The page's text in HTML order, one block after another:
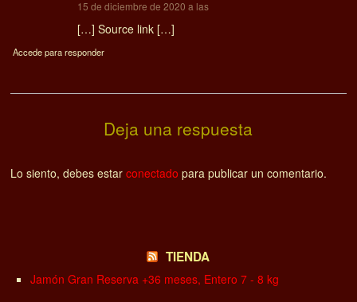
15 de diciembre de 2020 a las
[…] Source link […]
Accede para responder
Deja una respuesta
Lo siento, debes estarconectado para publicar un comentario.
TIENDA
Jamón Gran Reserva +36 meses, Entero 7 - 8 kg